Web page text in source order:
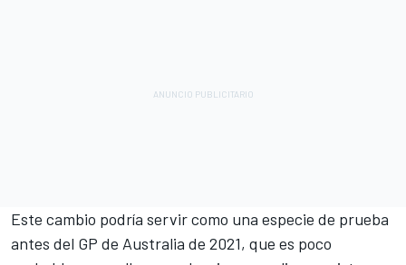
Este cambio podría servir como una especie de prueba
antes del GP de Australia de 2021, que es poco